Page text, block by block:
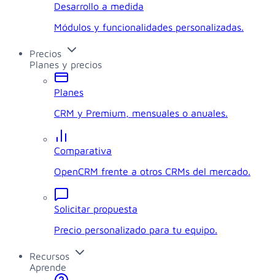
Desarrollo a medida
Módulos y funcionalidades personalizadas.
Precios
Planes y precios
Planes
CRM y Premium, mensuales o anuales.
Comparativa
OpenCRM frente a otros CRMs del mercado.
Solicitar propuesta
Precio personalizado para tu equipo.
Recursos
Aprende